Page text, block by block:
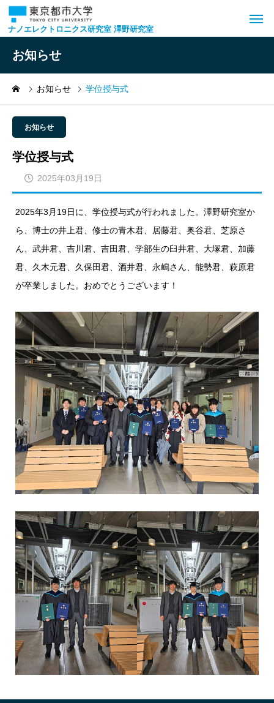
ナノエレクトロニクス研究室 澤野研究室
お知らせ
お知らせ 学位授与式
お知らせ
学位授与式
2025年03月19日
2025年3月19日に、学位授与式が行われました。澤野研究室か
ら、博士の井上君、修士の青木君、居藤君、奥谷君、芝原さ
ん、武井君、吉川君、吉田君、学部生の臼井君、大塚君、加藤
君、久木元君、久保田君、酒井君、永嶋さん、能勢君、萩原君
が卒業しました。おめでとうございます！